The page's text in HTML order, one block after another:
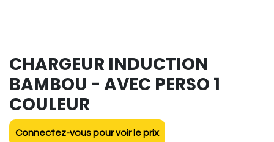
CHARGEUR INDUCTION
BAMBOU - AVEC PERSO 1
COULEUR
Connectez-vous pour voir le prix